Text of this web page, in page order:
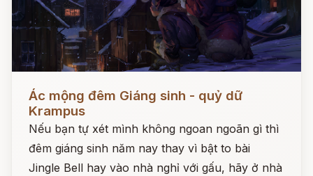
Đọc ngay
Ác mộng đêm Giáng sinh - quỷ dữ
Krampus
Nếu bạn tự xét mình không ngoan ngoãn gì thì
đêm giáng sinh năm nay thay vì bật to bài
Jingle Bell hay vào nhà nghỉ với gấu, hãy ở nhà